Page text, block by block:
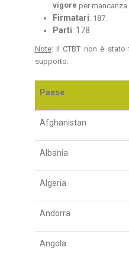
vigore per
Firmatari: 187.
Parti: 178.
Note: Il CTBT non è stato
supporto.
Paese
Afghanistan
Albania
Algeria
Andorra
Angola